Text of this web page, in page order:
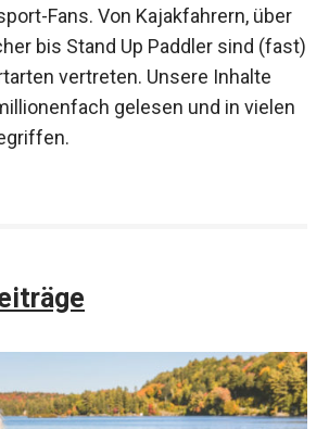
Fans. Von Kajakfahrern, über
bis Stand Up Paddler sind (fast)
vertreten. Unsere Inhalte
gelesen und in vielen